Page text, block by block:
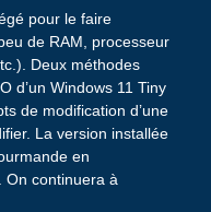
pour le faire
de RAM, processeur
Deux méthodes
d’un Windows 11 Tiny
de modification d’une
La version installée
en
On continuera à